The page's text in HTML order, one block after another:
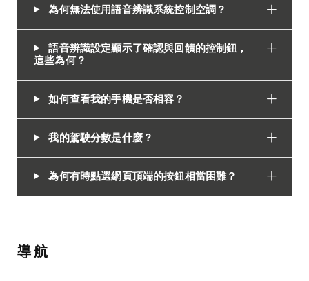
為何無法使用語音辨識系統控制空調？
語音辨識設定顯示了確認與回饋的控制鈕，
這些為何？
如何查看我的手機是否相容？
我的駕駛分數是什麼？
為何有時點選網頁頂端的按鈕相當困難？
導航